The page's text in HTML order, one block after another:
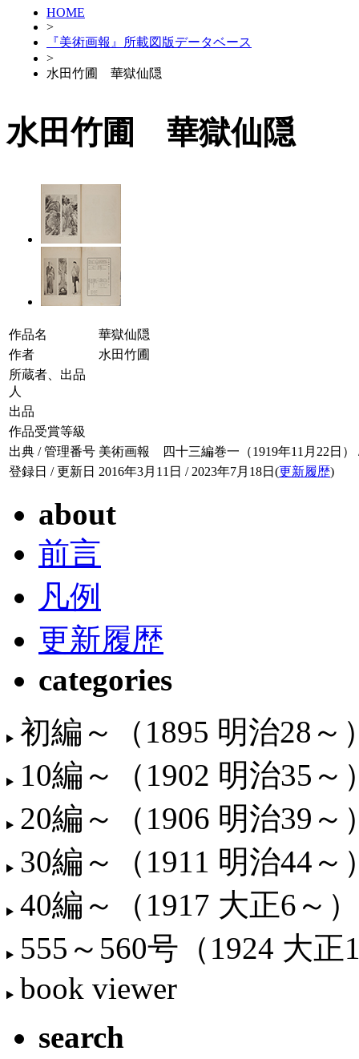
HOME
>
『美術画報』所載図版データベース
>
水田竹圃 華獄仙隠
水田竹圃 華獄仙隠
作品名
華獄仙隠
作者
水田竹圃
所蔵者、出品
人
出品
作品受賞等級
出典 / 管理番号 美術画報 四十三編巻一（1919年11月22日）
登録日 / 更新日 2016年3月11日 / 2023年7月18日(更新履歴)
about
前言
凡例
更新履歴
categories
初編～（1895 明治28～
10編～（1902 明治35～
20編～（1906 明治39～
30編～（1911 明治44～
40編～（1917 大正6～）
555～560号（1924 大正
book viewer
search